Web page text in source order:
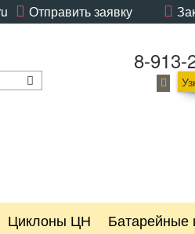
Отправить заявку
8-913-
Циклоны ЦН
Батарейные